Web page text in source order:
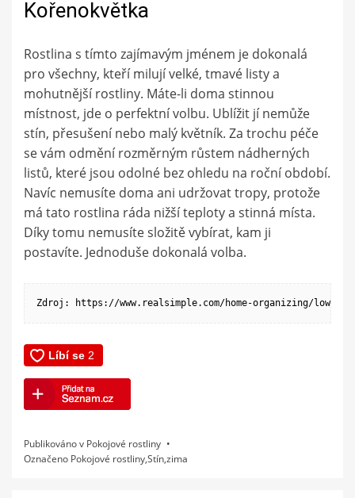
Kořenokvětka
Rostlina s tímto zajímavým jménem je dokonalá
pro všechny, kteří milují velké, tmavé listy a
mohutnější rostliny. Máte-li doma stinnou
místnost, jde o perfektní volbu. Ublížit jí nemůže
stín, přesušení nebo malý květník. Za trochu péče
se vám odmění rozměrným růstem nádherných
listů, které jsou odolné bez ohledu na roční období.
Navíc nemusíte doma ani udržovat tropy, protože
má tato rostlina ráda nižší teploty a stinná místa.
Díky tomu nemusíte složitě vybírat, kam ji
postavíte. Jednoduše dokonalá volba.
Zdroj: https://www.realsimple.com/home-organizing/low-
Publikováno v Pokojové rostliny
Označeno Pokojové rostliny,Stín,zima